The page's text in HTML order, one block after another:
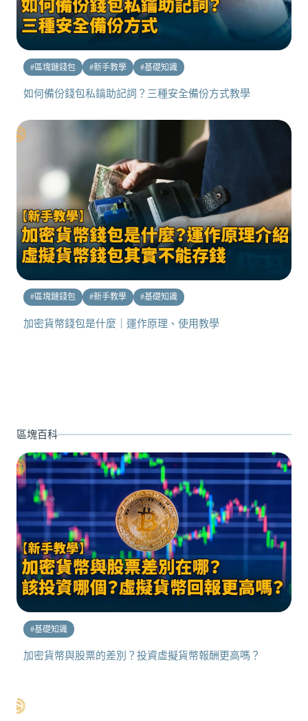
#區塊鏈錢包 #新手教學 #基礎知識
如何備份錢包私鑰助記詞？三種安全備份方式教學
#區塊鏈錢包 #新手教學 #基礎知識
加密貨幣錢包是什麼｜運作原理、使用教學
區塊百科
#基礎知識
加密貨幣與股票的差別？投資虛擬貨幣報酬更高嗎？